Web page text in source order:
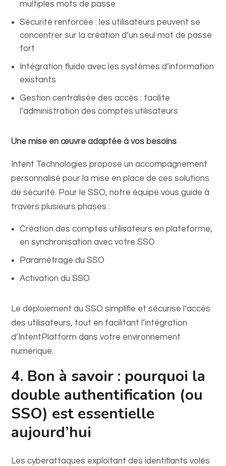
multiples mots de passe
Sécurité renforcée : les utilisateurs peuvent se
concentrer sur la création d’un seul mot de passe
fort
Intégration fluide avec les systèmes d’information
existants
Gestion centralisée des accès : facilite
l’administration des comptes utilisateurs
Une mise en œuvre adaptée à vos besoins
Intent Technologies propose un accompagnement
personnalisé pour la mise en place de ces solutions
de sécurité. Pour le SSO, notre équipe vous guide à
travers plusieurs phases :
Création des comptes utilisateurs en plateforme,
en synchronisation avec votre SSO
Paramétrage du SSO
Activation du SSO
Le déploiement du SSO simplifie et sécurise l’accès
des utilisateurs, tout en facilitant l’intégration
d’IntentPlatform dans votre environnement
numérique.
4. Bon à savoir : pourquoi la
double authentification (ou
SSO) est essentielle
aujourd’hui
Les cyberattaques exploitant des identifiants volés